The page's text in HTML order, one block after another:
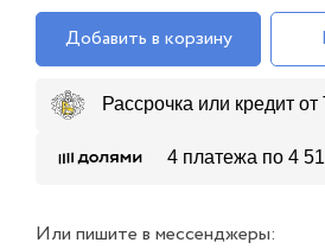
Добавить в корзину
Рассрочка или кредит
4 платежа по 4
Или пишите в мессенджеры: